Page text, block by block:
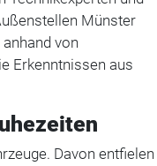
Münster
von
Erkenntnissen aus
Davon entfielen